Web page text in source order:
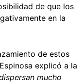
de que los
en la
de estos
explicó a la
mucho